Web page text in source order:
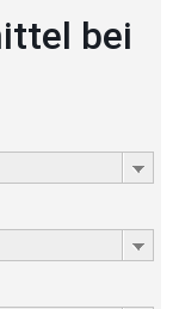
bei